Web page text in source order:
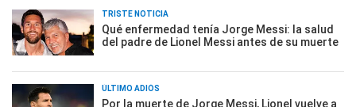
TRISTE NOTICIA
Qué enfermedad tenía Jorge Messi: la salud
del padre de Lionel Messi antes de su muerte
ÚLTIMO ADIÓS
Por la muerte de Jorge Messi, Lionel vuelve a